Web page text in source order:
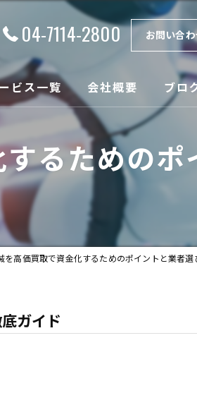
04-7114-2800 お問い合
ビス一覧
テナンス
会社概要
漫画特集
ブロ
るためのポ
を高価買取で資金化するためのポイントと業者選
ガイド